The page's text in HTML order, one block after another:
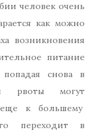
человек очень
как можно
возникновения
питание
снова в
рвоты могут
к большему
переходит в